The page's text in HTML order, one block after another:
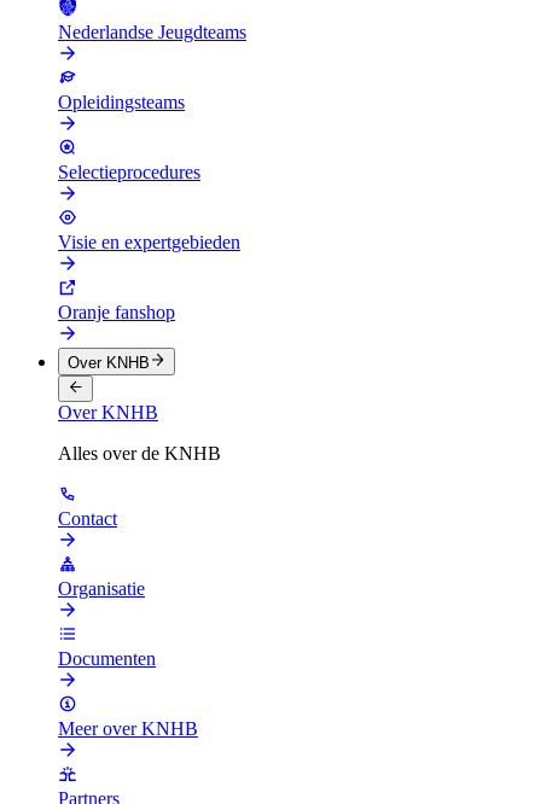
Nederlandse Jeugdteams
Opleidingsteams
Selectieprocedures
Visie en expertgebieden
Oranje fanshop
Over KNHB
Over KNHB
Alles over de KNHB
Contact
Organisatie
Documenten
Meer over KNHB
Partners